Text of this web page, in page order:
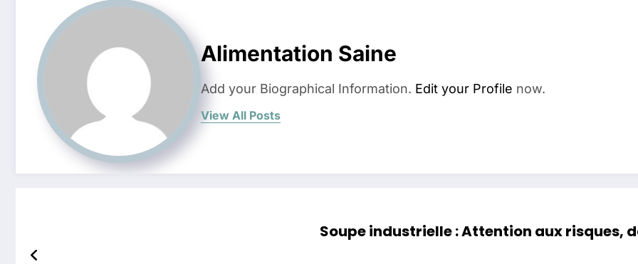
Alimentation Saine
Add your Biographical Information. Edit your Profile now.
View All Posts
Soupe industrielle : Attention aux risques,